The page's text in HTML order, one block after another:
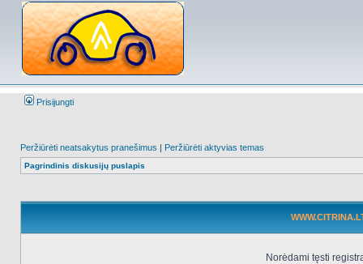
Prisijungti
Peržiūrėti neatsakytus pranešimus | Peržiūrėti aktyvias temas
Pagrindinis diskusijų puslapis
Norėdami tęsti